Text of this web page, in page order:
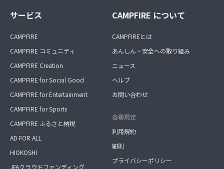
サービス
CAMPFIRE
CAMPFIRE コミュニティ
CAMPFIRE Creation
CAMPFIRE for Social Good
CAMPFIRE for Entertainment
CAMPFIRE for Sports
CAMPFIRE ふるさと納税
AD FOR ALL
HIOKOSHI
JFAクラウドファンディング
CAMPFIRE について
CAMPFIREとは
あんしん・安全への取り組み
ニュース
ヘルプ
お問い合わせ
各種規定
利用規約
細則
プライバシーポリシー